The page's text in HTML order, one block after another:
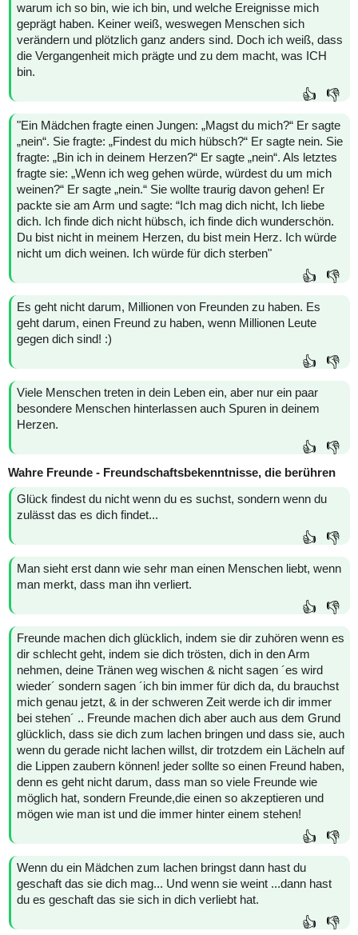
warum ich so bin, wie ich bin, und welche Ereignisse mich
geprägt haben. Keiner weiß, weswegen Menschen sich
verändern und plötzlich ganz anders sind. Doch ich weiß, dass
die Vergangenheit mich prägte und zu dem macht, was ICH
bin.
👍 👎
"Ein Mädchen fragte einen Jungen: „Magst du mich?“ Er sagte
„nein“. Sie fragte: „Findest du mich hübsch?“ Er sagte nein. Sie
fragte: „Bin ich in deinem Herzen?“ Er sagte „nein“. Als letztes
fragte sie: „Wenn ich weg gehen würde, würdest du um mich
weinen?“ Er sagte „nein.“ Sie wollte traurig davon gehen! Er
packte sie am Arm und sagte: “Ich mag dich nicht, Ich liebe
dich. Ich finde dich nicht hübsch, ich finde dich wunderschön.
Du bist nicht in meinem Herzen, du bist mein Herz. Ich würde
nicht um dich weinen. Ich würde für dich sterben"
👍 👎
Es geht nicht darum, Millionen von Freunden zu haben. Es
geht darum, einen Freund zu haben, wenn Millionen Leute
gegen dich sind! :)
👍 👎
Viele Menschen treten in dein Leben ein, aber nur ein paar
besondere Menschen hinterlassen auch Spuren in deinem
Herzen.
👍 👎
Wahre Freunde - Freundschaftsbekenntnisse, die berühren
Glück findest du nicht wenn du es suchst, sondern wenn du
zulässt das es dich findet...
👍 👎
Man sieht erst dann wie sehr man einen Menschen liebt, wenn
man merkt, dass man ihn verliert.
👍 👎
Freunde machen dich glücklich, indem sie dir zuhören wenn es
dir schlecht geht, indem sie dich trösten, dich in den Arm
nehmen, deine Tränen weg wischen & nicht sagen ´es wird
wieder´ sondern sagen ´ich bin immer für dich da, du brauchst
mich genau jetzt, & in der schweren Zeit werde ich dir immer
bei stehen´ .. Freunde machen dich aber auch aus dem Grund
glücklich, dass sie dich zum lachen bringen und dass sie, auch
wenn du gerade nicht lachen willst, dir trotzdem ein Lächeln auf
die Lippen zaubern können! jeder sollte so einen Freund haben,
denn es geht nicht darum, dass man so viele Freunde wie
möglich hat, sondern Freunde,die einen so akzeptieren und
mögen wie man ist und die immer hinter einem stehen!
👍 👎
Wenn du ein Mädchen zum lachen bringst dann hast du
geschaft das sie dich mag... Und wenn sie weint ...dann hast
du es geschaft das sie sich in dich verliebt hat.
👍 👎